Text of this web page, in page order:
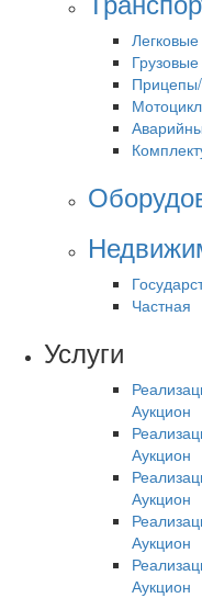
Частная
Услуги
Аукцион
Аукцион
Аукцион
Аукцион
Аукцион